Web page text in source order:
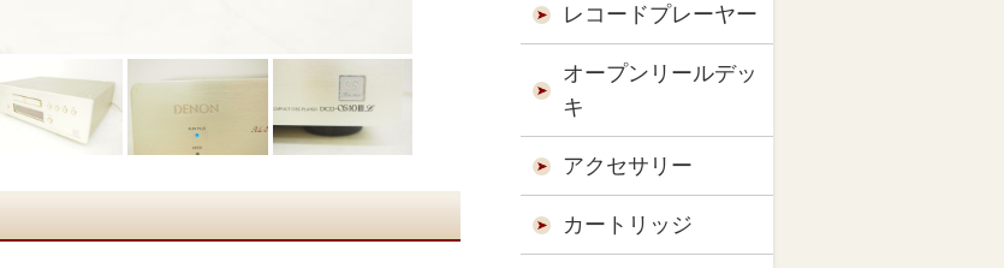
レコードプレーヤー
オープンリールデッ
キ
アクセサリー
カートリッジ